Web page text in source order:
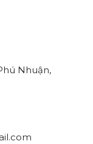
Nhuận,